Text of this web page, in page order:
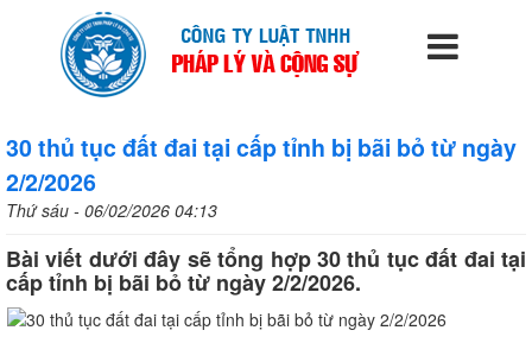
30 thủ tục đất đai tại cấp tỉnh bị bãi bỏ từ ngày
2/2/2026
Thứ sáu - 06/02/2026 04:13
Bài viết dưới đây sẽ tổng hợp 30 thủ tục đất đai tại
cấp tỉnh bị bãi bỏ từ ngày 2/2/2026.